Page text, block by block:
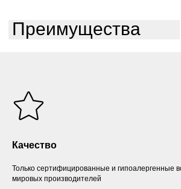
Преимущества
Качество
Только сертифицированные и гипоалергенные
мировых производителей